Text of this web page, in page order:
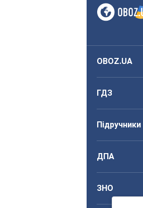
OBOZ.UA
ГДЗ
Підручники
ДПА
ЗНО